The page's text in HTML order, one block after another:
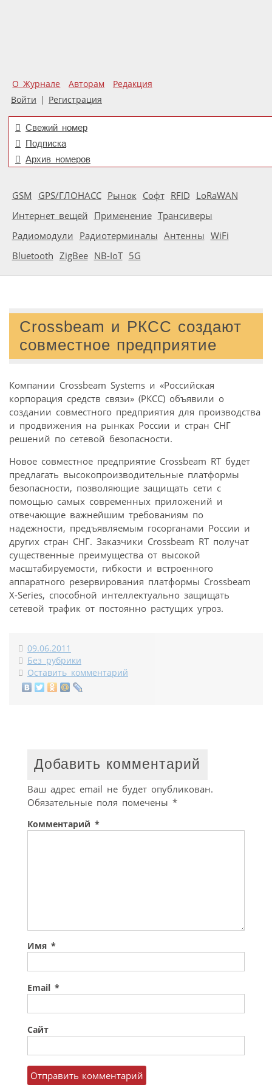
О Журнале Авторам
Редакция
Войти | Регистрация
Свежий номер
Подписка
Архив номеров
GSM GPS/ГЛОНАСС Рынок Софт RFID LoRaWAN
Интернет вещей Применение Трансиверы
Радиомодули Радиотерминалы Антенны WiFi
Bluetooth ZigBee NB-IoT 5G
Crossbeam и РКСС создают
совместное предприятие
Компании Crossbeam Systems и «Российская
корпорация средств связи» (РКСС) объявили о
создании совместного предприятия для производства
и продвижения на рынках России и стран СНГ
решений по сетевой безопасности.
Новое совместное предприятие Crossbeam RT будет
предлагать высокопроизводительные платформы
безопасности, позволяющие защищать сети с
помощью самых современных приложений и
отвечающие важнейшим требованиям по
надежности, предъявляемым госорганами России и
других стран СНГ. Заказчики Crossbeam RT получат
существенные преимущества от высокой
масштабируемости, гибкости и встроенного
аппаратного резервирования платформы Crossbeam
X-Series, способной интеллектуально защищать
сетевой трафик от постоянно растущих угроз.
09.06.2011
Без рубрики
Оставить комментарий
Добавить комментарий
Ваш адрес email не будет опубликован.
Обязательные поля помечены *
Комментарий *
Имя *
Email *
Сайт